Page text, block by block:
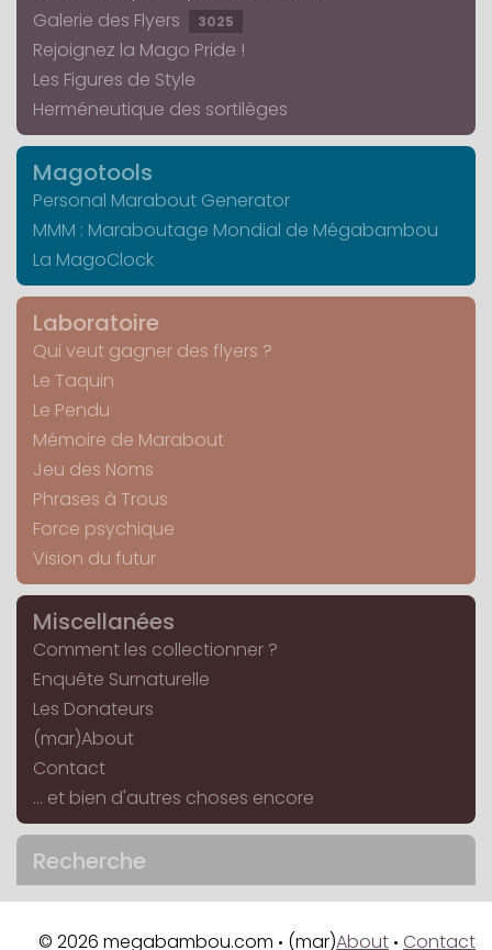
Galerie des Flyers
3025
Rejoignez la Mago Pride !
Les Figures de Style
Herméneutique des sortilèges
Magotools
Personal Marabout Generator
MMM : Maraboutage Mondial de Mégabambou
La MagoClock
Laboratoire
Qui veut gagner des flyers ?
Le Taquin
Le Pendu
Mémoire de Marabout
Jeu des Noms
Phrases à Trous
Force psychique
Vision du futur
Miscellanées
Comment les collectionner ?
Enquête Surnaturelle
Les Donateurs
(mar)About
Contact
... et bien d'autres choses encore
Recherche
© 2026 megabambou.com • (mar)About • Contact